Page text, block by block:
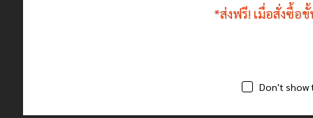
*ส่งฟรี! เมื่อสั่งซื้อ
Don't show